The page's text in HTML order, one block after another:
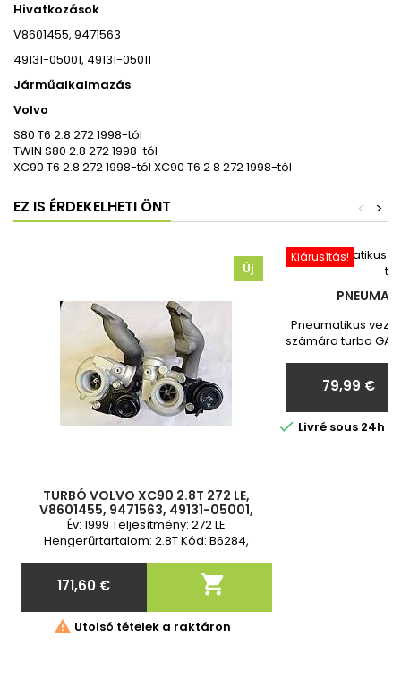
Hivatkozások
V8601455, 9471563
49131-05001, 49131-05011
Járműalkalmazás
Volvo
S80 T6 2.8 272 1998-tól
TWIN S80 2.8 272 1998-tól
XC90 T6 2.8 272 1998-tól XC90 T6 2 8 272 1998-tól
EZ IS ÉRDEKELHETI ÖNT >
<
Új
TURBÓ VOLVO XC90 2.8T 272 LE,
V8601455, 9471563, 49131-05001,
49131-05011, 4913105001, 4913105011,
V8601455, 9471563, 49131-0500
Év: 1999 Teljesítmény: 272 LE
Hengerűrtartalom: 2.8T Kód: B6284,
Ár
171,60 € 
 Utolsó tételek a raktáron
Kiárusítás!
Pneumatikus
számára turbo
nekünk a
Ár
79,99 €
 Livré sous 24h